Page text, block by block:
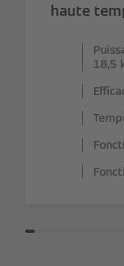
haute
18,5